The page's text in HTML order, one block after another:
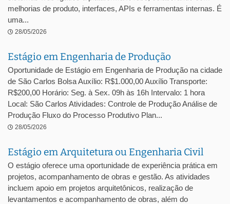
melhorias de produto, interfaces, APIs e ferramentas internas. É
uma...
28/05/2026
Estágio em Engenharia de Produção
Oportunidade de Estágio em Engenharia de Produção na cidade
de São Carlos Bolsa Auxílio: R$1.000,00 Auxílio Transporte:
R$200,00 Horário: Seg. à Sex. 09h às 16h Intervalo: 1 hora
Local: São Carlos Atividades: Controle de Produção Análise de
Produção Fluxo do Processo Produtivo Plan...
28/05/2026
Estágio em Arquitetura ou Engenharia Civil
O estágio oferece uma oportunidade de experiência prática em
projetos, acompanhamento de obras e gestão. As atividades
incluem apoio em projetos arquitetônicos, realização de
levantamentos e acompanhamento de obras, além do